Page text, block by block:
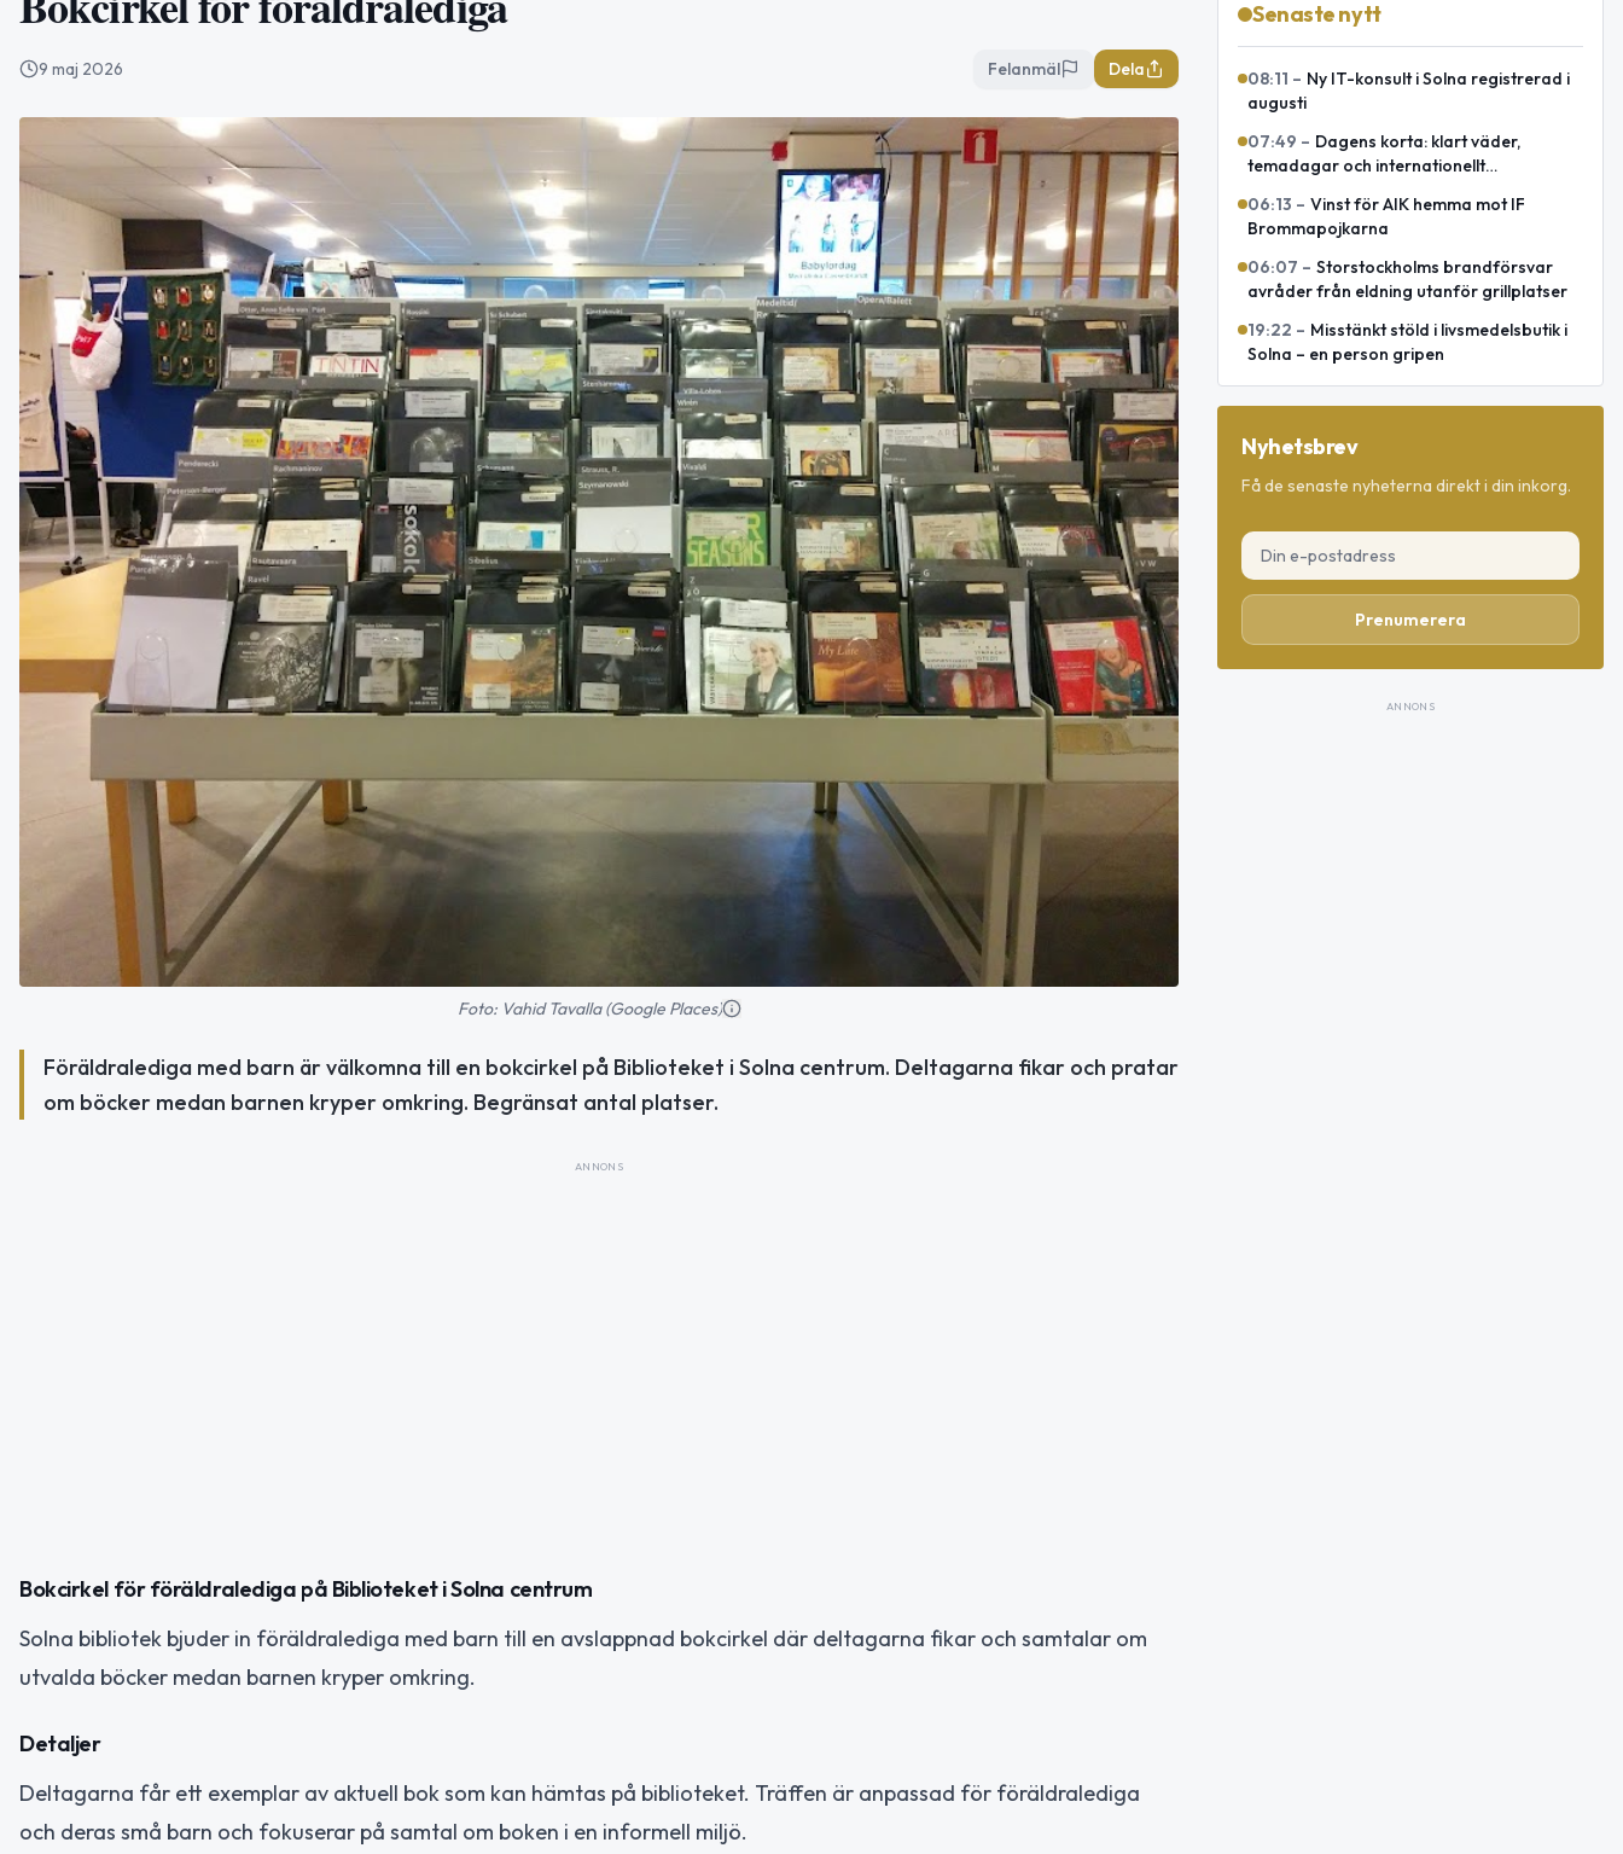
9 maj 2026 Felanmäl Dela
Foto: Vahid Tavalla (Google Places)
Föräldralediga med barn är välkomna till en bokcirkel på Biblioteket i Solna centrum. Deltagarna fikar och pratar
om böcker medan barnen kryper omkring. Begränsat antal platser.
ANNONS
Bokcirkel för föräldralediga på Biblioteket i Solna centrum
Solna bibliotek bjuder in föräldralediga med barn till en avslappnad bokcirkel där deltagarna fikar och samtalar om
utvalda böcker medan barnen kryper omkring.
Detaljer
Deltagarna får ett exemplar av aktuell bok som kan hämtas på biblioteket. Träffen är anpassad för föräldralediga
och deras små barn och fokuserar på samtal om boken i en informell miljö.
Senaste nytt
08:11 – Ny IT-konsult i Solna registrerad i
augusti
07:49 – Dagens korta: klart väder,
temadagar och internationellt
06:13 – Vinst för AIK hemma mot IF
Brommapojkarna
06:07 – Storstockholms brandförsvar
avråder från eldning utanför grillplatser
19:22 – Misstänkt stöld i livsmedelsbutik i
Solna – en person gripen
Nyhetsbrev
Få de senaste nyheterna direkt i din inkorg.
Prenumerera
ANNONS